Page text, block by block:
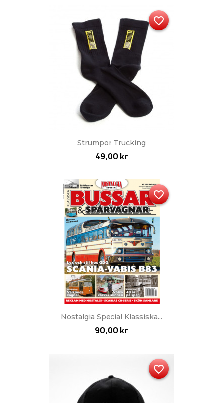
Strumpor Trucking
49,00 kr
favorite_border
Nostalgia Special Klassiska...
90,00 kr
favorite_border
favorite_border